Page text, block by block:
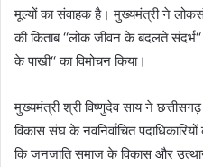
मूल्यों का संवाहक है। मुख्यमंत्री ने
की किताब ‘‘लोक जीवन के बदलते
के पाखी‘‘ का विमोचन किया।
मुख्यमंत्री श्री विष्णुदेव साय ने
विकास संघ के नवनिर्वाचित
कि जनजाति समाज के विकास और